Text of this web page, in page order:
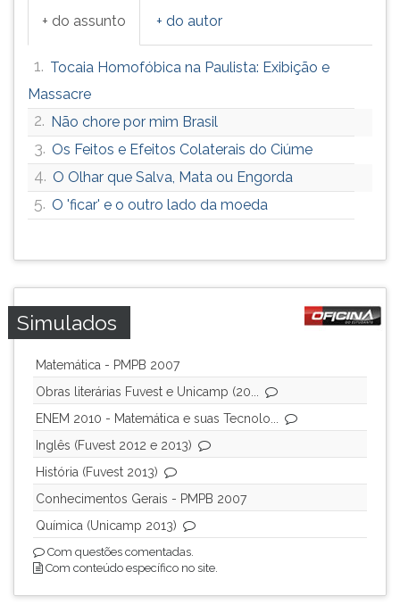
+ do assunto + do autor
1. Tocaia Homofóbica na Paulista: Exibição e
Massacre
2. Não chore por mim Brasil
3. Os Feitos e Efeitos Colaterais do Ciúme
4. O Olhar que Salva, Mata ou Engorda
5. O 'ficar' e o outro lado da moeda
Simulados
Matemática - PMPB 2007
Obras literárias Fuvest e Unicamp (20...
ENEM 2010 - Matemática e suas Tecnolo...
Inglês (Fuvest 2012 e 2013)
História (Fuvest 2013)
Conhecimentos Gerais - PMPB 2007
Química (Unicamp 2013)
Com questões comentadas.
Com conteúdo específico no site.